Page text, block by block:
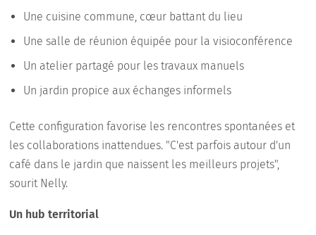
Une cuisine commune, cœur battant du lieu
Une salle de réunion équipée pour la visioconférence
Un atelier partagé pour les travaux manuels
Un jardin propice aux échanges informels
Cette configuration favorise les rencontres spontanées et
les collaborations inattendues. "C'est parfois autour d'un
café dans le jardin que naissent les meilleurs projets",
sourit Nelly.
Un hub territorial